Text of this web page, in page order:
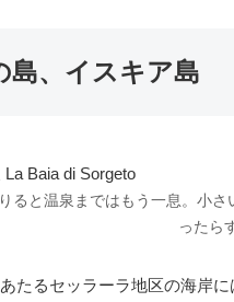
島、イスキア島
ると温泉まではもう一息。小
ったら
たるセッラーラ地区の海岸